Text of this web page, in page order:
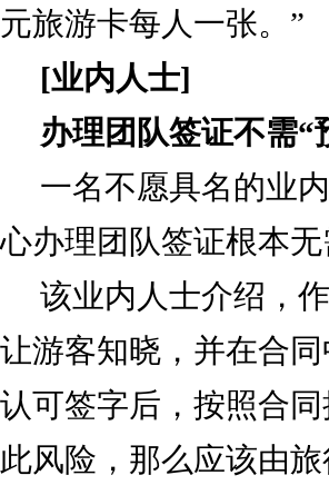
元旅游卡每人一张。”
[业内人士]
办理团队签证不需“
一名不愿具名的业
心办理团队签证根本
该业内人士介绍，
让游客知晓，并在合
认可签字后，按照合
此风险，那么应该由